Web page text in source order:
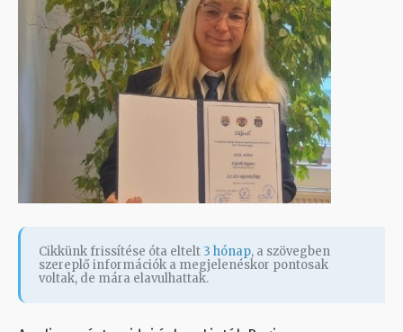
Cikkünk frissítése óta eltelt 3 hónap, a szövegben
szereplő információk a megjelenéskor pontosak
voltak, de mára elavulhattak.